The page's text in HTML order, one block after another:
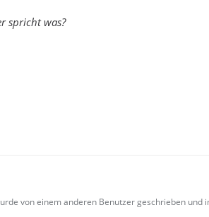
spricht was?
von einem anderen Benutzer geschrieben und